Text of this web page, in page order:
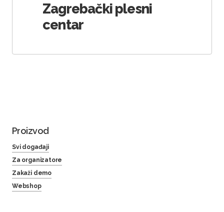
Zagrebački plesni
centar
Proizvod
Svi događaji
Za organizatore
Zakaži demo
Webshop